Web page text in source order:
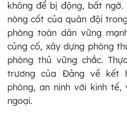
không để bị động, bất
nòng cốt của quân đội
phòng toàn dân vững
củng cố, xây dựng phòng
phòng thủ vững chắc.
trương của Đảng về kết
phòng, an ninh với kinh tế,
ngoại.